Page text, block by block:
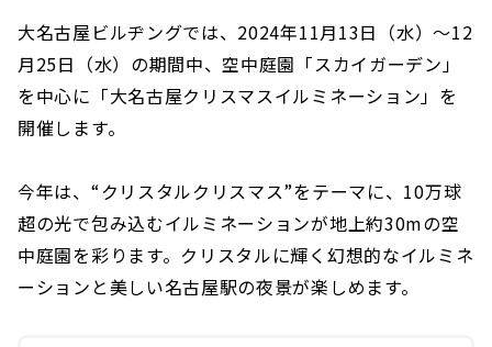
大名古屋ビルヂングでは、2024年11月13日（水）～12
月25日（水）の期間中、空中庭園「スカイガーデン」
を中心に「大名古屋クリスマスイルミネーション」を
開催します。
今年は、“クリスタルクリスマス”をテーマに、10万球
超の光で包み込むイルミネーションが地上約30mの空
中庭園を彩ります。クリスタルに輝く幻想的なイルミネ
ーションと美しい名古屋駅の夜景が楽しめます。